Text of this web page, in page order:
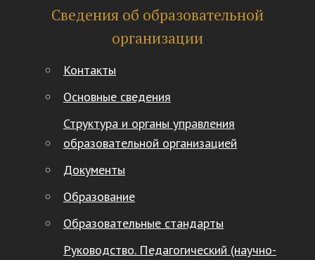
Сведения об образовательной
организации
Контакты
Основные сведения
Структура и органы управления
образовательной организацией
Документы
Образование
Образовательные стандарты
Руководство. Педагогический (научно-